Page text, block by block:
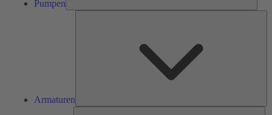
Pumpen
Armaturen